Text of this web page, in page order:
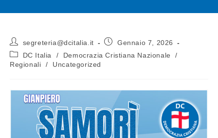
segreteria@dcitalia.it
Gennaio 7, 2026
DC Italia
/ Democrazia Cristiana Nazionale
/
Regionali
/ Uncategorized